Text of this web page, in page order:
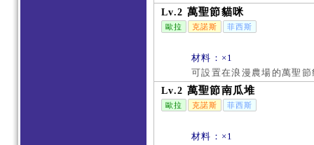
Lv.2 萬聖節貓咪
歐拉 克諾斯 菲西斯
材料：×1
可設置在浪漫農場的萬聖
Lv.2 萬聖節南瓜堆
歐拉 克諾斯 菲西斯
材料：×1